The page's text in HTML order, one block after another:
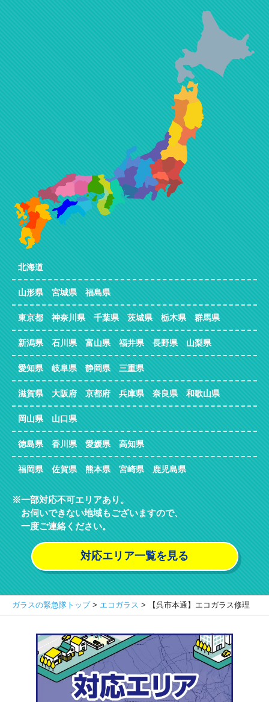
北海道
山形県 宮城県 福島県
東京都 神奈川県 千葉県 茨城県 栃木県 群馬県
新潟県 石川県 富山県 福井県 長野県 山梨県
愛知県 岐阜県 静岡県 三重県
滋賀県 大阪府 京都府 兵庫県 奈良県 和歌山県
岡山県 山口県
徳島県 香川県 愛媛県 高知県
福岡県 佐賀県 熊本県 宮崎県 鹿児島県
一部対応不可エリアあり。
お伺いできない地域もございますので、
一度ご連絡ください。
対応エリア一覧を見る
ガラスの緊急隊トップ> エコガラス > 【呉市本通】エコガラス修理